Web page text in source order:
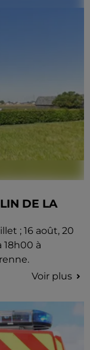
DE LA
; 16 août, 20
à
Voir plus